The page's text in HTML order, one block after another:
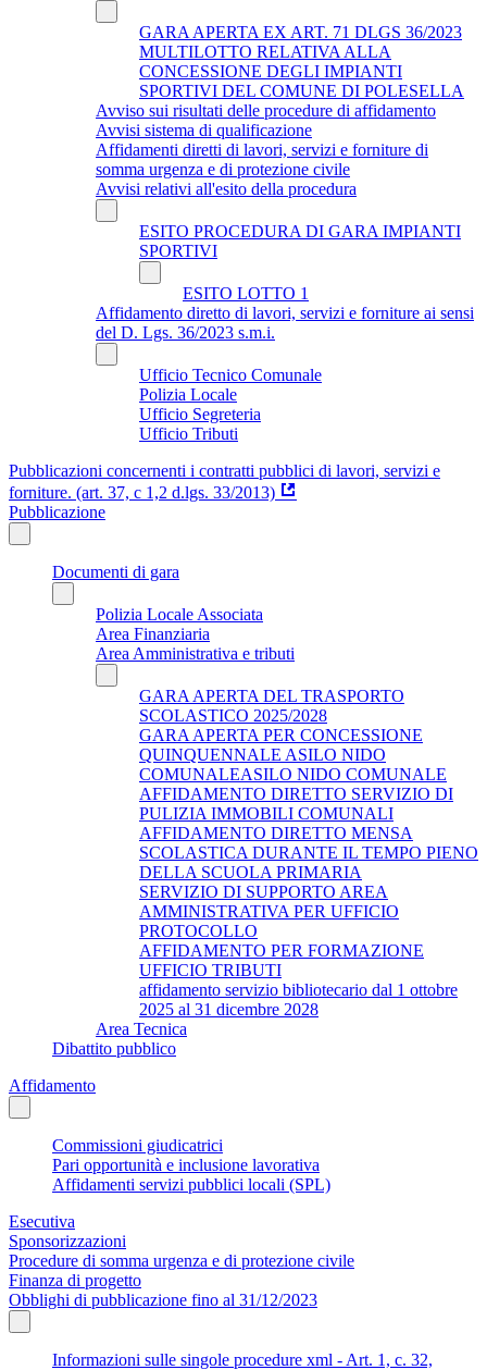
GARA APERTA EX ART. 71 DLGS 36/2023
MULTILOTTO RELATIVA ALLA
CONCESSIONE DEGLI IMPIANTI
SPORTIVI DEL COMUNE DI POLESELLA
Avviso sui risultati delle procedure di affidamento
Avvisi sistema di qualificazione
Affidamenti diretti di lavori, servizi e forniture di
somma urgenza e di protezione civile
Avvisi relativi all'esito della procedura
ESITO PROCEDURA DI GARA IMPIANTI
SPORTIVI
ESITO LOTTO 1
Affidamento diretto di lavori, servizi e forniture ai sensi
del D. Lgs. 36/2023 s.m.i.
Ufficio Tecnico Comunale
Polizia Locale
Ufficio Segreteria
Ufficio Tributi
Pubblicazioni concernenti i contratti pubblici di lavori, servizi e
forniture. (art. 37, c 1,2 d.lgs. 33/2013)
Pubblicazione
Documenti di gara
Polizia Locale Associata
Area Finanziaria
Area Amministrativa e tributi
GARA APERTA DEL TRASPORTO
SCOLASTICO 2025/2028
GARA APERTA PER CONCESSIONE
QUINQUENNALE ASILO NIDO
COMUNALEASILO NIDO COMUNALE
AFFIDAMENTO DIRETTO SERVIZIO DI
PULIZIA IMMOBILI COMUNALI
AFFIDAMENTO DIRETTO MENSA
SCOLASTICA DURANTE IL TEMPO PIENO
DELLA SCUOLA PRIMARIA
SERVIZIO DI SUPPORTO AREA
AMMINISTRATIVA PER UFFICIO
PROTOCOLLO
AFFIDAMENTO PER FORMAZIONE
UFFICIO TRIBUTI
affidamento servizio bibliotecario dal 1 ottobre
2025 al 31 dicembre 2028
Area Tecnica
Dibattito pubblico
Affidamento
Commissioni giudicatrici
Pari opportunità e inclusione lavorativa
Affidamenti servizi pubblici locali (SPL)
Esecutiva
Sponsorizzazioni
Procedure di somma urgenza e di protezione civile
Finanza di progetto
Obblighi di pubblicazione fino al 31/12/2023
Informazioni sulle singole procedure xml - Art. 1, c. 32,